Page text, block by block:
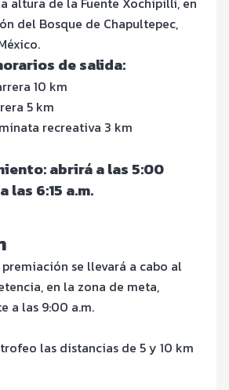
del Bosque de Chapultepec,
de salida:
10 km
5 km
recreativa 3 km
abrirá a las 5:00
las 6:15 a.m.
se llevará a cabo al
en la zona de meta,
a las 9:00 a.m.
las distancias de 5 y 10 km